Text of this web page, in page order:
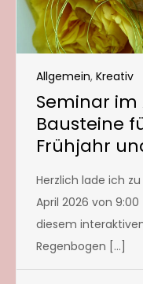
Allgemein, Kreativ
Seminar im
Bausteine
Frühjahr
Herzlich lade ich
April 2026 von 9:00
diesem
Regenbogen […]